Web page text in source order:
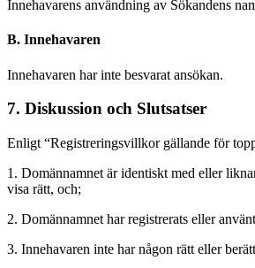
Innehavarens användning av Sökandens
B. Innehavaren
Innehavaren har inte besvarat ansökan.
7. Diskussion och Slutsatser
Enligt “Registreringsvillkor gällande för
1. Domännamnet är identiskt med eller
visa rätt, och;
2. Domännamnet har registrerats eller
3. Innehavaren inte har någon rätt eller